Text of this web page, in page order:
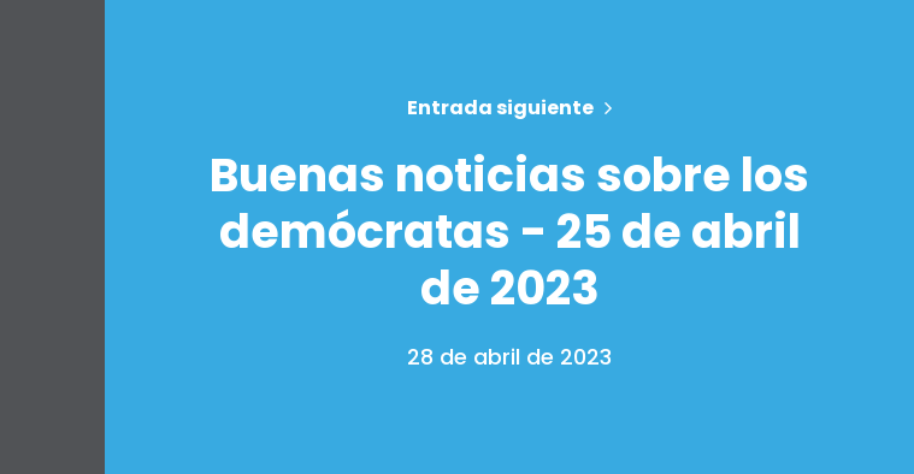
Entrada siguiente
Buenas noticias sobre los
demócratas - 25 de abril
de 2023
28 de abril de 2023